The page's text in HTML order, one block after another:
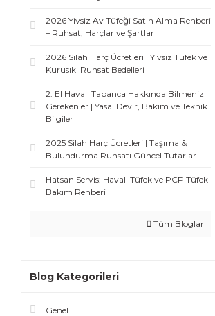
2026 Yivsiz Av Tüfeği Satın Alma Rehberi
– Ruhsat, Harçlar ve Şartlar
2026 Silah Harç Ücretleri | Yivsiz Tüfek ve
Kurusıkı Ruhsat Bedelleri
2. El Havalı Tabanca Hakkında Bilmeniz
Gerekenler | Yasal Devir, Bakım ve Teknik
Bilgiler
2025 Silah Harç Ücretleri | Taşıma &
Bulundurma Ruhsatı Güncel Tutarlar
Hatsan Servis: Havalı Tüfek ve PCP Tüfek
Bakım Rehberi
Tüm Bloglar
Blog Kategorileri
Genel